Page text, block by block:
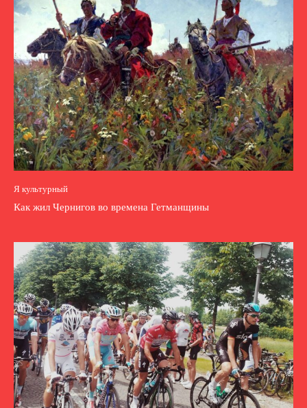
Я культурный
Как жил Чернигов во времена Гетманщины